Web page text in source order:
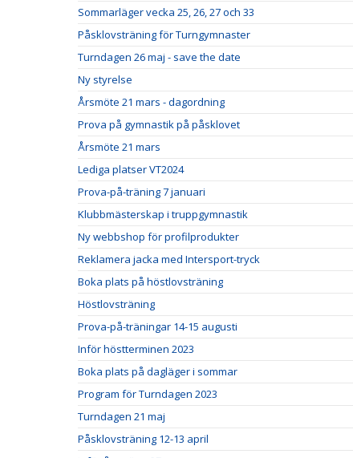
Sommarläger vecka 25, 26, 27 och 33
Påsklovsträning för Turngymnaster
Turndagen 26 maj - save the date
Ny styrelse
Årsmöte 21 mars - dagordning
Prova på gymnastik på påsklovet
Årsmöte 21 mars
Lediga platser VT2024
Prova-på-träning 7 januari
Klubbmästerskap i truppgymnastik
Ny webbshop för profilprodukter
Reklamera jacka med Intersport-tryck
Boka plats på höstlovsträning
Höstlovsträning
Prova-på-träningar 14-15 augusti
Inför höstterminen 2023
Boka plats på dagläger i sommar
Program för Turndagen 2023
Turndagen 21 maj
Påsklovsträning 12-13 april